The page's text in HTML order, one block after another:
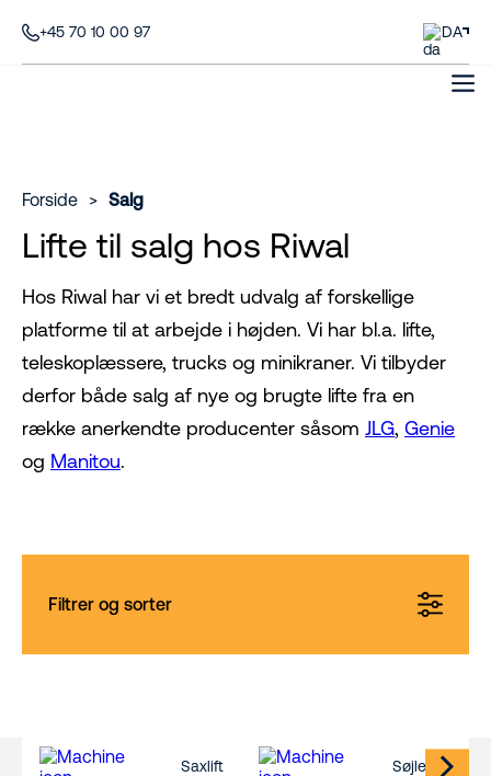
+45 70 10 00 97 DA
Forside > Salg
Lifte til salg hos Riwal
Hos Riwal har vi et bredt udvalg af forskellige
platforme til at arbejde i højden. Vi har bl.a. lifte,
teleskoplæssere, trucks og minikraner. Vi tilbyder
derfor både salg af nye og brugte lifte fra en
række anerkendte producenter såsom JLG, Genie
og Manitou.
Filtrer og sorter
Saxlift Søjlelift